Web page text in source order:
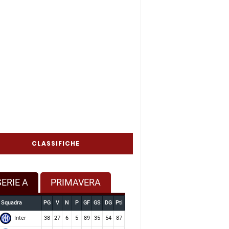
CLASSIFICHE
A PRIMAVERA
Squadra PG V N P GF GS DG Pti
Inter 38 27 6 5 89 35 54 87